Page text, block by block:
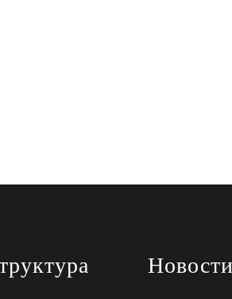
Новости